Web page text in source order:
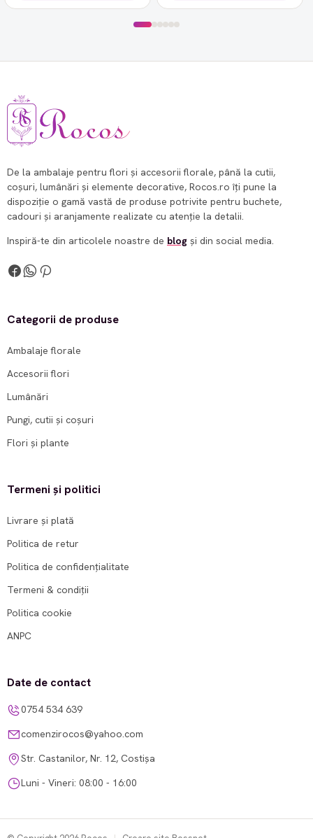
De la ambalaje pentru flori și accesorii florale, până la cutii,
coșuri, lumânări și elemente decorative, Rocos.ro îți pune la
dispoziție o gamă vastă de produse potrivite pentru buchete,
cadouri și aranjamente realizate cu atenție la detalii.
Inspiră-te din articolele noastre de blog și din social media.
Categorii de produse
Ambalaje florale
Accesorii flori
Lumânări
Pungi, cutii și coșuri
Flori și plante
Termeni și politici
Livrare și plată
Politica de retur
Politica de confidențialitate
Termeni & condiții
Politica cookie
ANPC
Date de contact
0754 534 639
comenzirocos@yahoo.com
Str. Castanilor, Nr. 12, Costișa
Luni - Vineri: 08:00 - 16:00